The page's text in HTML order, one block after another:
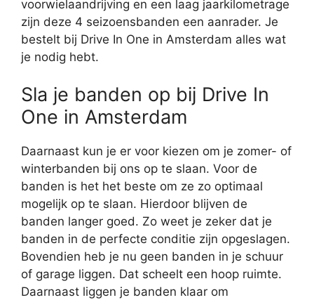
voorwielaandrijving en een laag jaarkilometrage
zijn deze 4 seizoensbanden een aanrader. Je
bestelt bij Drive In One in Amsterdam alles wat
je nodig hebt.
Sla je banden op bij Drive In
One in Amsterdam
Daarnaast kun je er voor kiezen om je zomer- of
winterbanden bij ons op te slaan. Voor de
banden is het het beste om ze zo optimaal
mogelijk op te slaan. Hierdoor blijven de
banden langer goed. Zo weet je zeker dat je
banden in de perfecte conditie zijn opgeslagen.
Bovendien heb je nu geen banden in je schuur
of garage liggen. Dat scheelt een hoop ruimte.
Daarnaast liggen je banden klaar om